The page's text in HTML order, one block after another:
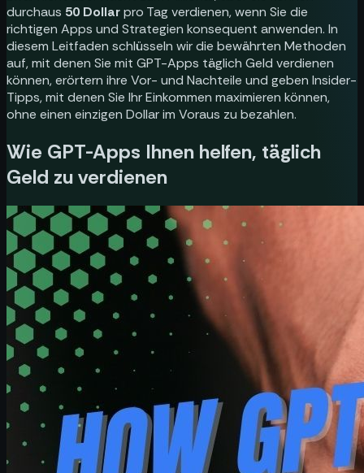
durchaus 50 Dollarpro Tag verdienen, wenn Sie die
richtigen Apps und Strategien konsequent anwenden. In
diesem Leitfaden schlüsseln wir die bewährten Methoden
auf, mit denen Sie mit GPT-Apps täglich Geld verdienen
können, erörtern ihre Vor- und Nachteile und geben Insider-
Tipps, mit denen Sie Ihr Einkommen maximieren können,
ohne einen einzigen Dollar im Voraus zu bezahlen.
Wie GPT-Apps Ihnen helfen, täglich
Geld zu verdienen